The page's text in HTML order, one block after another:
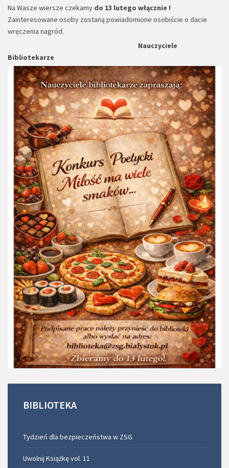
Na Wasze wiersze czekamy do 13 lutego włącznie !
Zainteresowane osoby zostaną powiadomione osobiście o dacie
wręczenia nagród.
Nauczyciele
Bibliotekarze
BIBLIOTEKA
Tydzień dla bezpieczeństwa w ZSG
Uwolnij Książkę vol. 11